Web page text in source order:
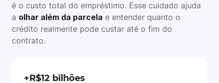
é o custo total do empréstimo. Esse cuidado ajuda
a olhar além da parcela e entender quanto o
crédito realmente pode custar até o fim do
contrato.
+R$12 bilhões